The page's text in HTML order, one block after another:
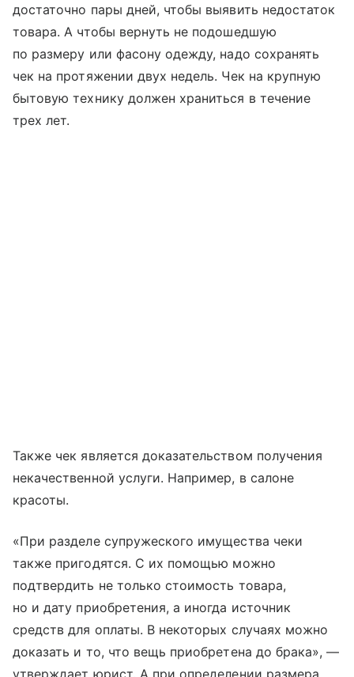
достаточно пары дней, чтобы выявить недостаток
товара. А чтобы вернуть не подошедшую
по размеру или фасону одежду, надо сохранять
чек на протяжении двух недель. Чек на крупную
бытовую технику должен храниться в течение
трех лет.
Также чек является доказательством получения
некачественной услуги. Например, в салоне
красоты.
«При разделе супружеского имущества чеки
также пригодятся. С их помощью можно
подтвердить не только стоимость товара,
но и дату приобретения, а иногда источник
средств для оплаты. В некоторых случаях можно
доказать и то, что вещь приобретена до брака», —
утверждает юрист. А при определении размера